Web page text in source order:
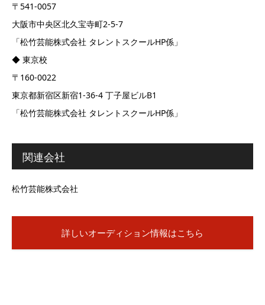
〒541-0057
大阪市中央区北久宝寺町2-5-7
「松竹芸能株式会社 タレントスクールHP係」
◆ 東京校
〒160-0022
東京都新宿区新宿1-36-4 丁子屋ビルB1
「松竹芸能株式会社 タレントスクールHP係」
関連会社
松竹芸能株式会社
詳しいオーディション情報はこちら